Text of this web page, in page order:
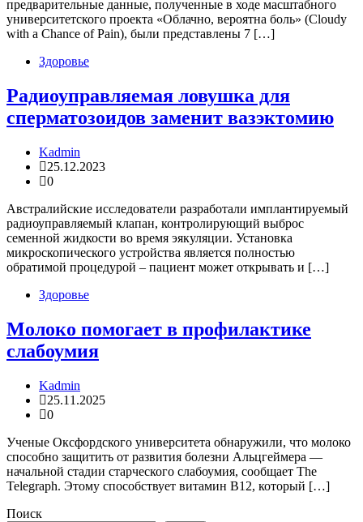
предварительные данные, полученные в ходе масштабного
университетского проекта «Облачно, вероятна боль» (Cloudy
with a Chance of Pain), были представлены 7 […]
Здоровье
Радиоуправляемая ловушка для
сперматозоидов заменит вазэктомию
Kadmin
25.12.2023
0
Австралийские исследователи разработали имплантируемый
радиоуправляемый клапан, контролирующий выброс
семенной жидкости во время эякуляции. Установка
микроскопического устройства является полностью
обратимой процедурой – пациент может открывать и […]
Здоровье
Молоко помогает в профилактике
слабоумия
Kadmin
25.11.2025
0
Ученые Оксфордского университета обнаружили, что молоко
способно защитить от развития болезни Альцгеймера —
начальной стадии старческого слабоумия, сообщает The
Telegraph. Этому способствует витамин В12, который […]
Поиск